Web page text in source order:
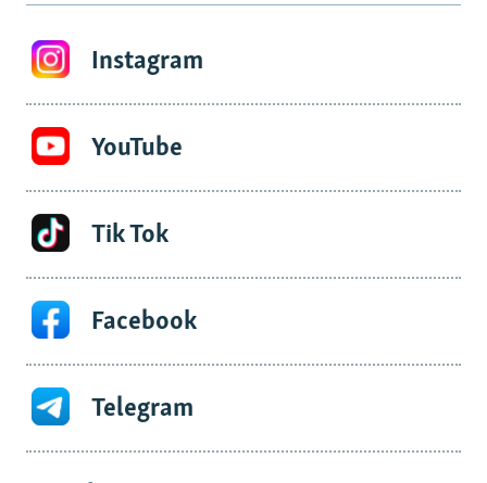
Instagram
YouTube
Tik Tok
Facebook
Telegram